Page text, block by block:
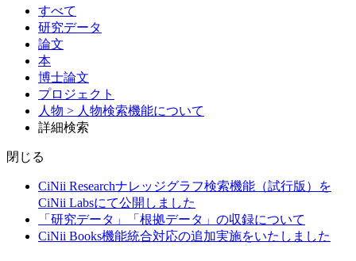
すべて
研究データ
論文
本
博士論文
プロジェクト
人物 > 人物検索機能について
詳細検索
閉じる
CiNii Researchナレッジグラフ検索機能（試行版）を
CiNii Labsにて公開しました
「研究データ」「根拠データ」の収録について
CiNii Books機能統合対応の追加実施をいたしました